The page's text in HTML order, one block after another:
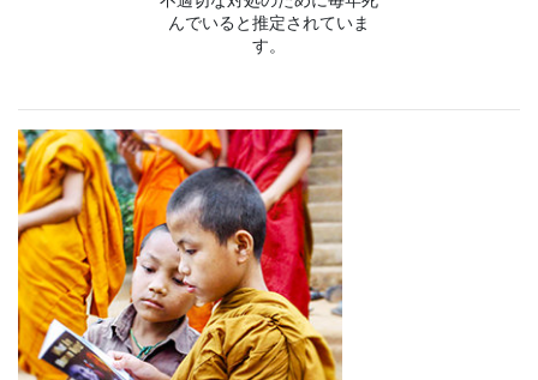
んでいると推定されていま
す。